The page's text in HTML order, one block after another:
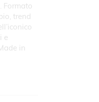
Formato
trend
e
in